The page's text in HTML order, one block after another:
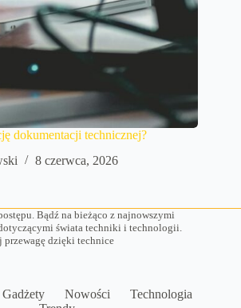
dokumentacji technicznej?
8 czerwca, 2026
Bądź na bieżąco z najnowszymi
świata techniki i technologii.
przewagę dzięki technice
Gadżety Nowości
Technologia